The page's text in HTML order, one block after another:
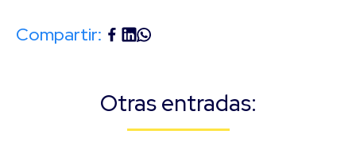
Compartir:
Otras entradas: